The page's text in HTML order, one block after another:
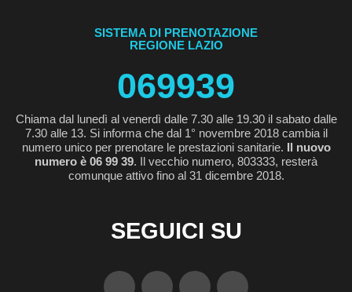
SISTEMA DI PRENOTAZIONE
REGIONE LAZIO
069939
Chiama dal lunedì al venerdì dalle 7.30 alle 19.30 il sabato dalle
7.30 alle 13. Si informa che dal 1° novembre 2018 cambia il
numero unico per prenotare le prestazioni sanitarie. Il nuovo
numero è 06 99 39. Il vecchio numero, 803333, resterà
comunque attivo fino al 31 dicembre 2018.
SEGUICI SU